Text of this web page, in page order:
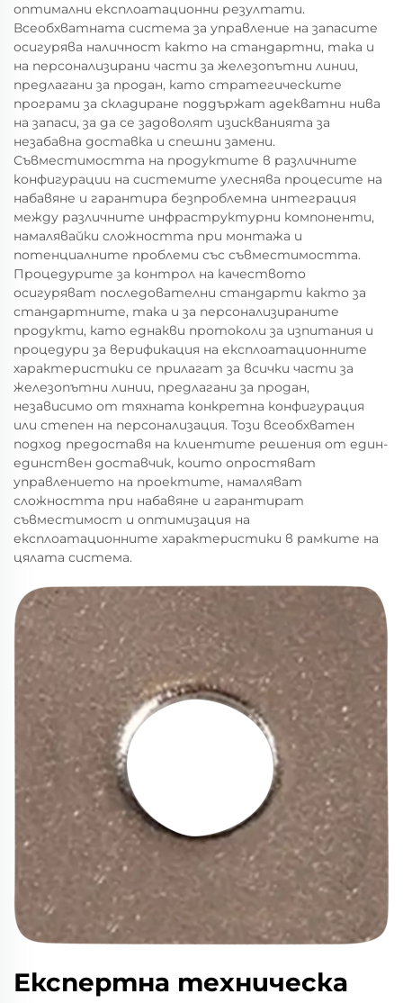
оптимални експлоатационни резултати.
Всеобхватната система за управление на запасите
осигурява наличност както на стандартни, така и
на персонализирани части за железопътни линии,
предлагани за продан, като стратегическите
програми за складиране поддържат адекватни нива
на запаси, за да се задоволят изискванията за
незабавна доставка и спешни замени.
Съвместимостта на продуктите в различните
конфигурации на системите улеснява процесите на
набавяне и гарантира безпроблемна интеграция
между различните инфраструктурни компоненти,
намалявайки сложността при монтажа и
потенциалните проблеми със съвместимостта.
Процедурите за контрол на качеството
осигуряват последователни стандарти както за
стандартните, така и за персонализираните
продукти, като еднакви протоколи за изпитания и
процедури за верификация на експлоатационните
характеристики се прилагат за всички части за
железопътни линии, предлагани за продан,
независимо от тяхната конкретна конфигурация
или степен на персонализация. Този всеобхватен
подход предоставя на клиентите решения от един-
единствен доставчик, които опростяват
управлението на проектите, намаляват
сложността при набавяне и гарантират
съвместимост и оптимизация на
експлоатационните характеристики в рамките на
цялата система.
Експертна техническа